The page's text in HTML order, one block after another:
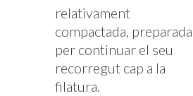
relativament
compactada, preparada
per continuar el seu
recorregut cap a la
filatura.